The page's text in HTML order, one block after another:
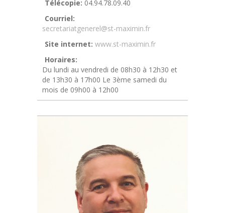
Télécopie: 04.94.78.09.40
Courriel:
secretariatgenerel@st-maximin.fr
Site internet: www.st-maximin.fr
Horaires:
Du lundi au vendredi de 08h30 à 12h30 et
de 13h30 à 17h00 Le 3ème samedi du
mois de 09h00 à 12h00